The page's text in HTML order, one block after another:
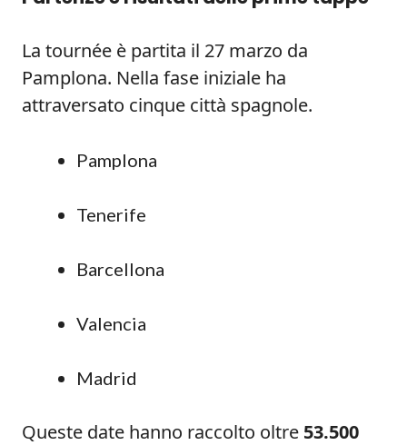
La tournée è partita il 27 marzo da
Pamplona. Nella fase iniziale ha
attraversato cinque città spagnole.
Pamplona
Tenerife
Barcellona
Valencia
Madrid
Queste date hanno raccolto oltre 53.500